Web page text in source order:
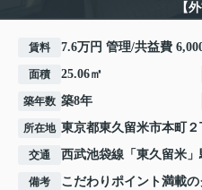
【
賃料 7.6万円 管理/共益費
面積 25.06㎡
築年数 築8年
所在地 東京都東久留米市本町
交通 西武池袋線 「 東久留米
備考
こだわりポイント満載